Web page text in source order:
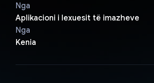
Nga
Aplikacioni i lexuesit të imazheve
Nga
Kenia